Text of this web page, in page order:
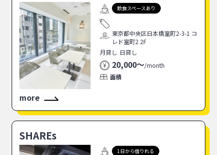
飲食スペースあり
東京都中央区日本橋室町2-3-1 コ
レド室町2 2F
月貸し 日貸し
20,000〜/month
面積
more
SHAREs
1日から借りれる